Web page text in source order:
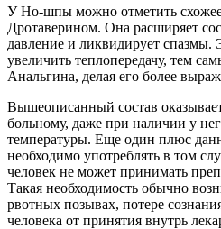
У Но-шпы можно отметить схожее
Дротаверином. Она расширяет
давление и ликвидирует
увеличить теплопередачу, тем
Анальгина, делая его более
Вышеописанный состав
больному, даже при наличии у
температуры. Еще один плюс
необходимо употреблять в том
человек не может принимать
Такая необходимость обычно
рвотных позывах, потере
человека от принятия внутрь